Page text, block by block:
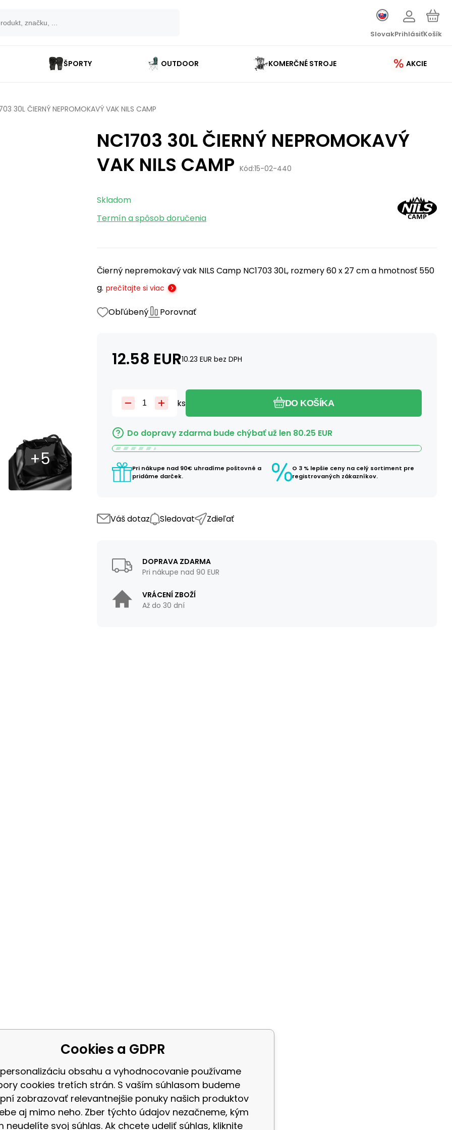
SlovakPrihlásiťKošík
ŠPORTY OUTDOOR KOMERČNÉ STROJE AKCIE
30L ČIERNÝ NEPROMOKAVÝ VAK NILS CAMP
NC1703 30L ČIERNÝ NEPROMOKAVÝ
VAK NILS CAMP Kód:15-02-440
Skladom
Termín a spôsob doručenia
Čierný nepremokavý vak NILS Camp NC1703 30L, rozmery 60 x 27 cm a hmotnosť 550
g. prečítajte si viac
Obľúbený Porovnať
12.58 EUR10.23 EUR bez DPH
ks DO KOŠÍKA
Do dopravy zdarma bude chýbať už len 80.25 EUR
Pri nákupe nad 90€ uhradíme poštovné a
pridáme darček.
O 3 % lepšie ceny na celý sortiment pre
registrovaných zákazníkov.
Váš dotaz Sledovat Zdieľať
DOPRAVA ZDARMA
Pri nákupe nad 90 EUR
VRÁCENÍ ZBOŽÍ
Až do 30 dní
Cookies a GDPR
obsahu a vyhodnocovanie používame
cookies tretích strán. S vaším súhlasom budeme
zobrazovať relevantnejšie ponuky našich produktov
aj mimo neho. Zber týchto údajov nezačneme, kým
neudelíte svoj súhlas. Ak chcete udeliť súhlas, kliknite